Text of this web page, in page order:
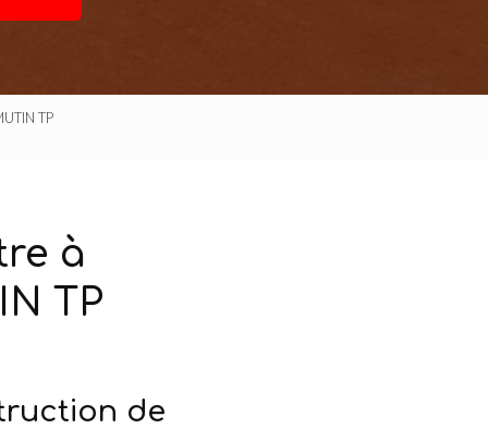
TP
à
TP
de